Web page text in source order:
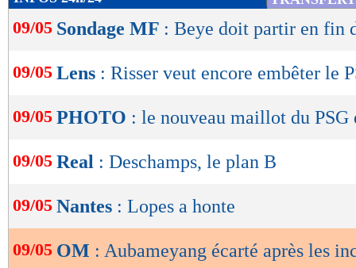
de
lecture
OK
09/05 Sondage MF : Beye doit partir en fin
09/05 Lens : Risser veut encore embêter le
09/05 PHOTO : le nouveau maillot du
09/05 Real : Deschamps, le plan B
09/05 Nantes : Lopes a honte
09/05 OM : Aubameyang écarté après les